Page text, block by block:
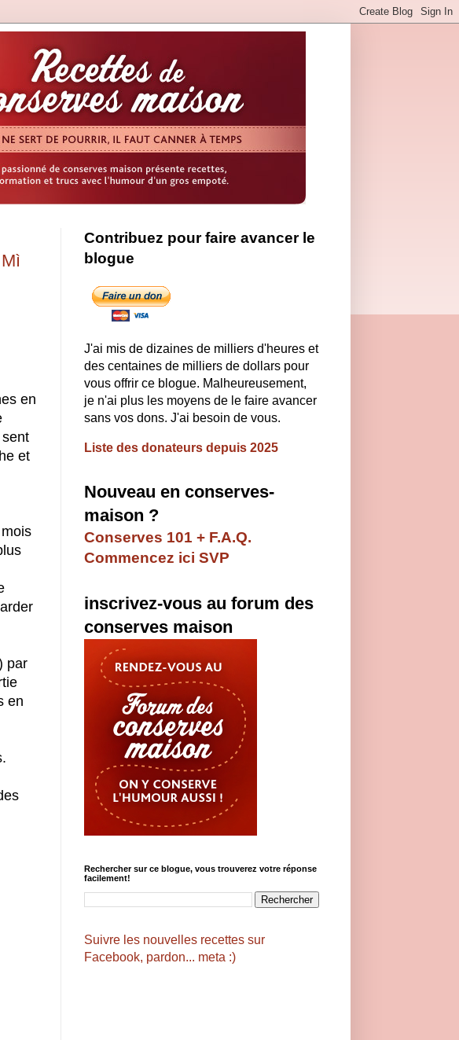
en
et
par
en
Contribuez pour faire avancer le
blogue
J'ai mis de dizaines de milliers d'heures et
des centaines de milliers de dollars pour
vous offrir ce blogue. Malheureusement,
je n'ai plus les moyens de le faire avancer
sans vos dons. J'ai besoin de vous.
Liste des donateurs depuis 2025
Nouveau en conserves-
maison ?
Conserves 101 + F.A.Q.
Commencez ici SVP
inscrivez-vous au forum des
conserves maison
Rechercher sur ce blogue, vous trouverez votre réponse
facilement!
Suivre les nouvelles recettes sur
Facebook, pardon... meta :)